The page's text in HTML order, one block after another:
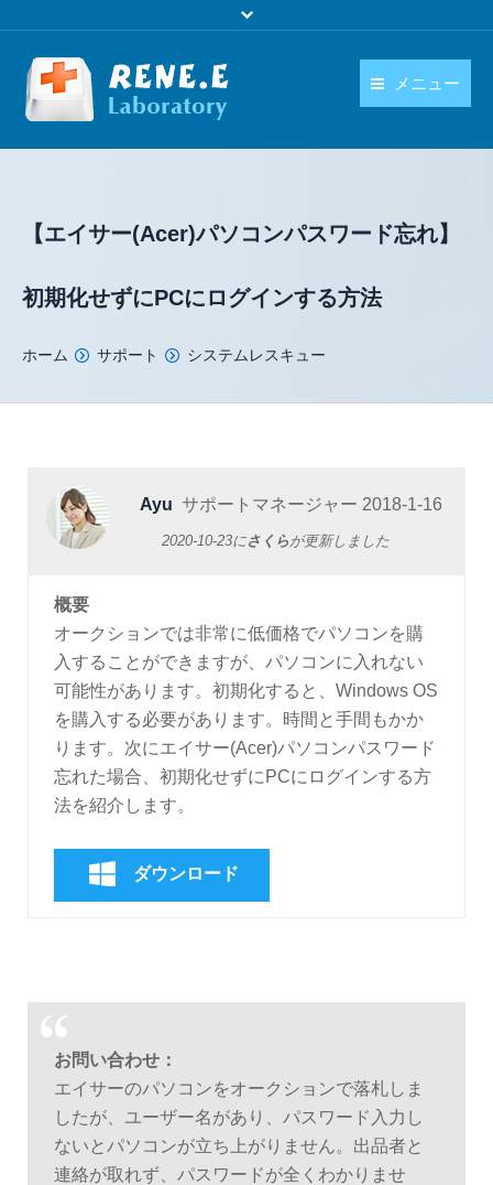
メニュー
操作ガイド
お問い合わせ
日本語
【エイサー(Acer)パソコンパスワード忘れ】
初期化せずにPCにログインする方法
You are here:
ホーム サポート システムレスキュー
Ayu サポートマネージャー 2018-1-16
2020-10-23にさくら が更新しました
概要
オークションでは非常に低価格でパソコンを購
入することができますが、パソコンに入れない
可能性があります。初期化すると、Windows OS
を購入する必要があります。時間と手間もかか
ります。次にエイサー(Acer)パソコンパスワード
忘れた場合、初期化せずにPCにログインする方
法を紹介します。
ダウンロード
お問い合わせ：
エイサーのパソコンをオークションで落札しま
したが、ユーザー名があり、パスワード入力し
ないとパソコンが立ち上がりません。出品者と
連絡が取れず、パスワードが全くわかりませ